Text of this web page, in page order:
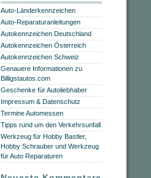
Auto-Länderkennzeichen
Auto-Reparaturanleitungen
Autokennzeichen Deutschland
Autokennzeichen Österreich
Autokennzeichen Schweiz
Genauere Informationen zu
Billigstautos.com
Geschenke für Autoliebhaber
Impressum & Datenschutz
Termine Automessen
Tipps rund um den Verkehrsunfall
Werkzeug für Hobby Bastler,
Hobby Schrauber und Werkzeug
für Auto Reparaturen